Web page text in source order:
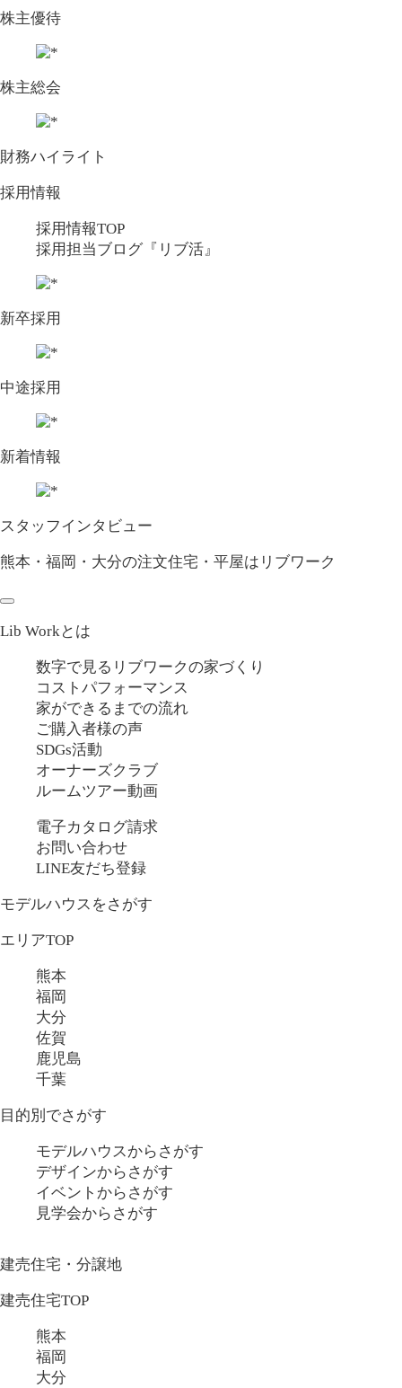
株主優待
株主総会
財務ハイライト
採用情報
採用情報TOP
採用担当ブログ『リブ活』
新卒採用
中途採用
新着情報
スタッフインタビュー
熊本・福岡・大分の注文住宅・平屋はリブワーク
Lib Workとは
数字で見るリブワークの家づくり
コストパフォーマンス
家ができるまでの流れ
ご購入者様の声
SDGs活動
オーナーズクラブ
ルームツアー動画
電子カタログ請求
お問い合わせ
LINE友だち登録
モデルハウスをさがす
エリアTOP
熊本
福岡
大分
佐賀
鹿児島
千葉
目的別でさがす
モデルハウスからさがす
デザインからさがす
イベントからさがす
見学会からさがす
建売住宅・分譲地
建売住宅TOP
熊本
福岡
大分